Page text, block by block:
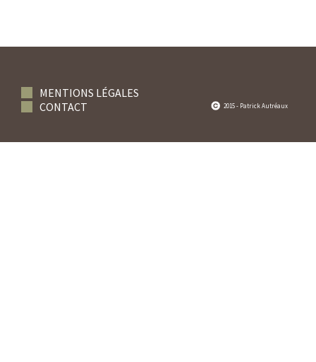
2015 - Patrick Autréaux
MENTIONS LÉGALES
CONTACT